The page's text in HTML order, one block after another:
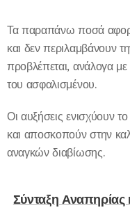
Τα παραπάνω ποσά
και δεν περιλαμβάνουν
προβλέπεται, ανάλογα με
του ασφαλισμένου.
Οι αυξήσεις ενισχύουν
και αποσκοπούν στην
αναγκών διαβίωσης.
Σύνταξη Αναπηρίας